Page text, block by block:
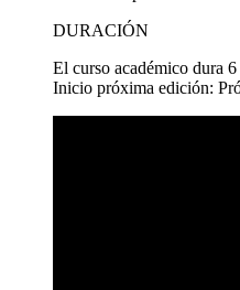
DURACIÓN
El curso académico dura 6
Inicio próxima edición: